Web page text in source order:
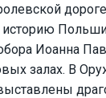
Иоанна
залах. В